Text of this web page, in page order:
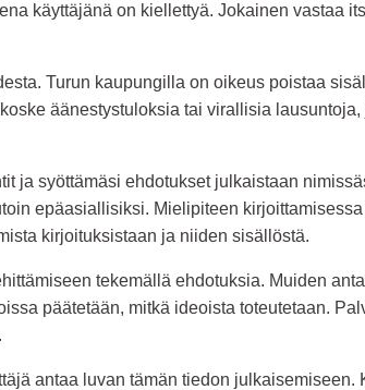
käyttäjänä on kiellettyä. Jokainen vastaa
Turun kaupungilla on oikeus poistaa
äänestystuloksia tai virallisia
ja syöttämäsi ehdotukset julkaistaan
epäasiallisiksi. Mielipiteen
kirjoituksistaan ja niiden sisällöstä.
tekemällä ehdotuksia. Muiden
päätetään, mitkä ideoista toteutetaan.
antaa luvan tämän tiedon